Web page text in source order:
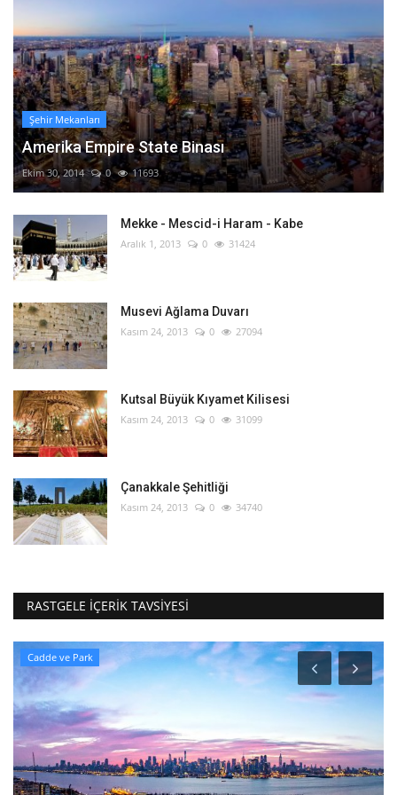
Şehir Mekanları
Amerika Empire State Binası
Ekim 30, 2014 0 11693
Mekke - Mescid-i Haram - Kabe
Aralık 1, 2013 0 31424
Musevi Ağlama Duvarı
Kasım 24, 2013 0 27094
Kutsal Büyük Kıyamet Kilisesi
Kasım 24, 2013 0 31099
Çanakkale Şehitliği
Kasım 24, 2013 0 34740
RASTGELE İÇERIK TAVSIYESI
Müze ve Saray